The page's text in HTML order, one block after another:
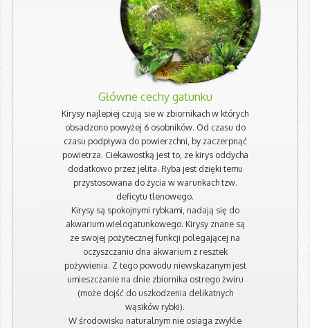
Główne cechy gatunku
Kirysy najlepiej czują sie w zbiornikach w których
obsadzono powyżej 6 osobników. Od czasu do
czasu podpływa do powierzchni, by zaczerpnąć
powietrza. Ciekawostką jest to, ze kirys oddycha
dodatkowo przez jelita. Ryba jest dzięki temu
przystosowana do życia w warunkach tzw.
deficytu tlenowego.
Kirysy są spokojnymi rybkami, nadają się do
akwarium wielogatunkowego. Kirysy znane są
ze swojej pożytecznej funkcji polegającej na
oczyszczaniu dna akwarium z resztek
pożywienia. Z tego powodu niewskazanym jest
umieszczanie na dnie zbiornika ostrego żwiru
(może dojść do uszkodzenia delikatnych
wąsików rybki).
W środowisku naturalnym nie osiaga zwykle